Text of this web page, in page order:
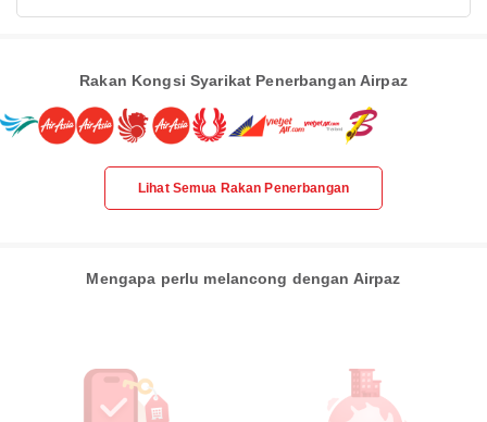
Rakan Kongsi Syarikat Penerbangan Airpaz
Lihat Semua Rakan Penerbangan
Mengapa perlu melancong dengan Airpaz